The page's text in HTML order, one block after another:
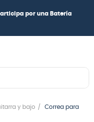
por una Batería
y bajo
Correa para